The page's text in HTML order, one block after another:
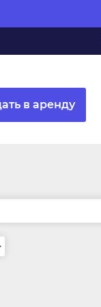
в аренду